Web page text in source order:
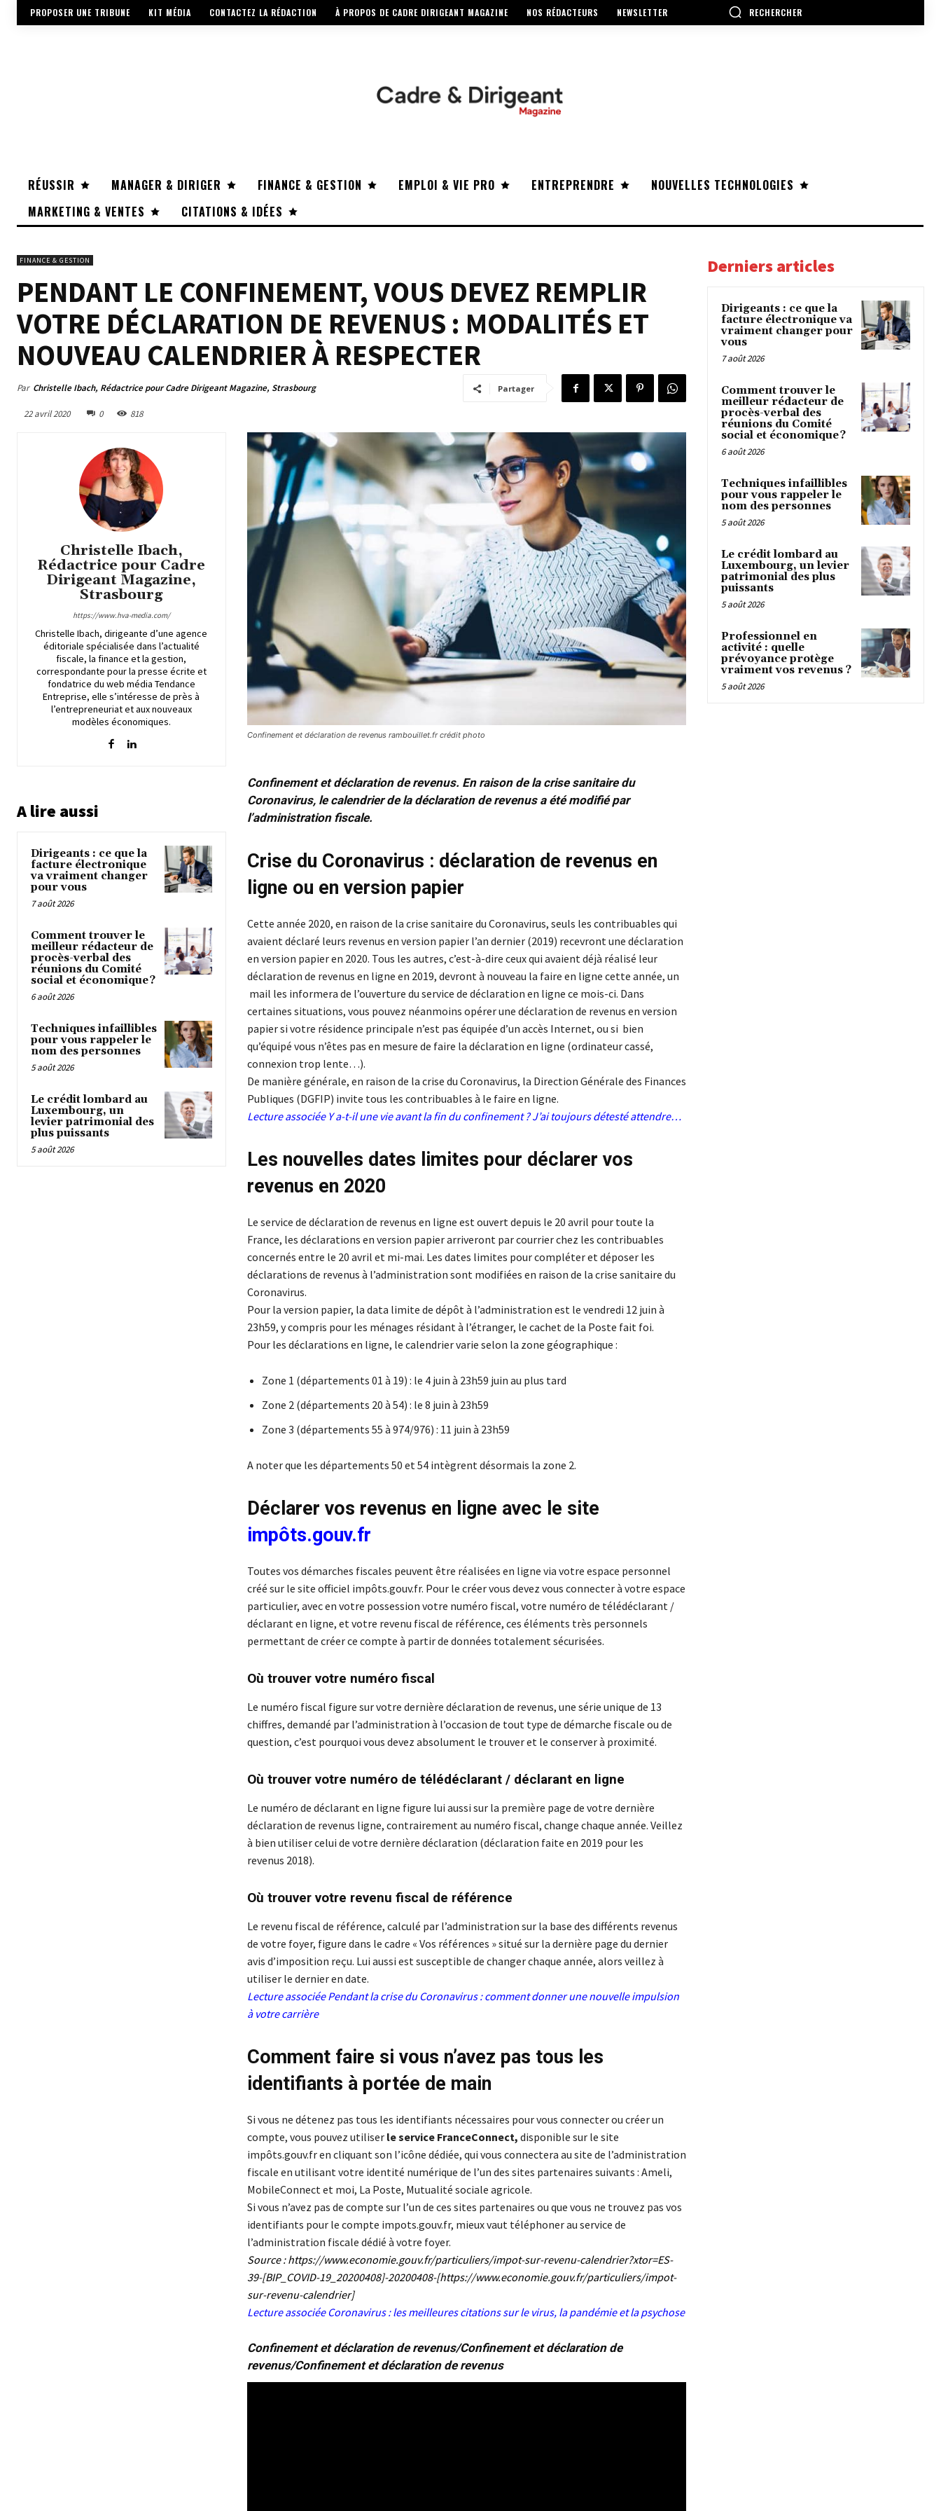
PROPOSER UNE TRIBUNE KIT MÉDIA CONTACTEZ LA RÉDACTION À PROPOS DE CADRE DIRIGEANT MAGAZINE NOS RÉDACTEURS NEWSLETTER RECHERCHER
RÉUSSIR MANAGER & DIRIGER FINANCE & GESTION EMPLOI & VIE PRO ENTREPRENDRE
NOUVELLES TECHNOLOGIES
MARKETING & VENTES
CITATIONS & IDÉES
FINANCE & GESTION
PENDANT LE CONFINEMENT, VOUS DEVEZ REMPLIR
VOTRE DÉCLARATION DE REVENUS : MODALITÉS ET
NOUVEAU CALENDRIER À RESPECTER
Par Christelle Ibach, Rédactrice pour Cadre Dirigeant Magazine, Strasbourg
22 avril 2020 0 818
Partager
Christelle Ibach,
Rédactrice pour Cadre
Dirigeant Magazine,
Strasbourg
https://www.hva-media.com/
Christelle Ibach, dirigeante d’une agence
éditoriale spécialisée dans l’actualité
fiscale, la finance et la gestion,
correspondante pour la presse écrite et
fondatrice du web média Tendance
Entreprise, elle s’intéresse de près à
l’entrepreneuriat et aux nouveaux
modèles économiques.
A lire aussi
Dirigeants : ce que la
facture électronique
va vraiment changer
pour vous
7 août 2026
Comment trouver le
meilleur rédacteur de
procès-verbal des
réunions du Comité
social et économique ?
6 août 2026
Techniques infaillibles
pour vous rappeler le
nom des personnes
5 août 2026
Le crédit lombard au
Luxembourg, un
levier patrimonial des
plus puissants
5 août 2026
Confinement et déclaration de revenus rambouillet.fr crédit photo
Confinement et déclaration de revenus. En raison de la crise sanitaire du
Coronavirus, le calendrier de la déclaration de revenus a été modifié par
l’administration fiscale.
Crise du Coronavirus : déclaration de revenus en
ligne ou en version papier
Cette année 2020, en raison de la crise sanitaire du Coronavirus, seuls les contribuables qui
avaient déclaré leurs revenus en version papier l’an dernier (2019) recevront une déclaration
en version papier en 2020. Tous les autres, c’est-à-dire ceux qui avaient déjà réalisé leur
déclaration de revenus en ligne en 2019, devront à nouveau la faire en ligne cette année, un
mail les informera de l’ouverture du service de déclaration en ligne ce mois-ci. Dans
certaines situations, vous pouvez néanmoins opérer une déclaration de revenus en version
papier si votre résidence principale n’est pas équipée d’un accès Internet, ou si bien
qu’équipé vous n’êtes pas en mesure de faire la déclaration en ligne (ordinateur cassé,
connexion trop lente…).
De manière générale, en raison de la crise du Coronavirus, la Direction Générale des Finances
Publiques (DGFIP) invite tous les contribuables à le faire en ligne.
Lecture associée Y a-t-il une vie avant la fin du confinement ? J’ai toujours détesté attendre…
Les nouvelles dates limites pour déclarer vos
revenus en 2020
Le service de déclaration de revenus en ligne est ouvert depuis le 20 avril pour toute la
France, les déclarations en version papier arriveront par courrier chez les contribuables
concernés entre le 20 avril et mi-mai. Les dates limites pour compléter et déposer les
déclarations de revenus à l’administration sont modifiées en raison de la crise sanitaire du
Coronavirus.
Pour la version papier, la data limite de dépôt à l’administration est le vendredi 12 juin à
23h59, y compris pour les ménages résidant à l’étranger, le cachet de la Poste fait foi.
Pour les déclarations en ligne, le calendrier varie selon la zone géographique :
Zone 1 (départements 01 à 19) : le 4 juin à 23h59 juin au plus tard
Zone 2 (départements 20 à 54) : le 8 juin à 23h59
Zone 3 (départements 55 à 974/976) : 11 juin à 23h59
A noter que les départements 50 et 54 intègrent désormais la zone 2.
Déclarer vos revenus en ligne avec le site
impôts.gouv.fr
Toutes vos démarches fiscales peuvent être réalisées en ligne via votre espace personnel
créé sur le site officiel impôts.gouv.fr. Pour le créer vous devez vous connecter à votre espace
particulier, avec en votre possession votre numéro fiscal, votre numéro de télédéclarant /
déclarant en ligne, et votre revenu fiscal de référence, ces éléments très personnels
permettant de créer ce compte à partir de données totalement sécurisées.
Où trouver votre numéro fiscal
Le numéro fiscal figure sur votre dernière déclaration de revenus, une série unique de 13
chiffres, demandé par l’administration à l’occasion de tout type de démarche fiscale ou de
question, c’est pourquoi vous devez absolument le trouver et le conserver à proximité.
Où trouver votre numéro de télédéclarant / déclarant en ligne
Le numéro de déclarant en ligne figure lui aussi sur la première page de votre dernière
déclaration de revenus ligne, contrairement au numéro fiscal, change chaque année. Veillez
à bien utiliser celui de votre dernière déclaration (déclaration faite en 2019 pour les
revenus 2018).
Où trouver votre revenu fiscal de référence
Le revenu fiscal de référence, calculé par l’administration sur la base des différents revenus
de votre foyer, figure dans le cadre « Vos références » situé sur la dernière page du dernier
avis d’imposition reçu. Lui aussi est susceptible de changer chaque année, alors veillez à
utiliser le dernier en date.
Lecture associéePendant la crise du Coronavirus : comment donner une nouvelle impulsion
à votre carrière
Comment faire si vous n’avez pas tous les
identifiants à portée de main
Si vous ne détenez pas tous les identifiants nécessaires pour vous connecter ou créer un
compte, vous pouvez utiliser le service FranceConnect, disponible sur le site
impôts.gouv.fr en cliquant son l’icône dédiée, qui vous connectera au site de l’administration
fiscale en utilisant votre identité numérique de l’un des sites partenaires suivants : Ameli,
MobileConnect et moi, La Poste, Mutualité sociale agricole.
Si vous n’avez pas de compte sur l’un de ces sites partenaires ou que vous ne trouvez pas vos
identifiants pour le compte impots.gouv.fr, mieux vaut téléphoner au service de
l’administration fiscale dédié à votre foyer.
Source :https://www.economie.gouv.fr/particuliers/impot-sur-revenu-calendrier?xtor=ES-
39-[BIP_COVID-19_20200408]-20200408-[https://www.economie.gouv.fr/particuliers/impot-
sur-revenu-calendrier]
Lecture associée Coronavirus : les meilleures citations sur le virus, la pandémie et la psychose
Confinement et déclaration de revenus/Confinement et déclaration de
revenus/Confinement et déclaration de revenus
Derniers articles
Dirigeants : ce que la
facture électronique va
vraiment changer pour
vous
7 août 2026
Comment trouver le
meilleur rédacteur de
procès-verbal des
réunions du Comité
social et économique ?
6 août 2026
Techniques infaillibles
pour vous rappeler le
nom des personnes
5 août 2026
Le crédit lombard au
Luxembourg, un levier
patrimonial des plus
puissants
5 août 2026
Professionnel en
activité : quelle
prévoyance protège
vraiment vos revenus ?
5 août 2026